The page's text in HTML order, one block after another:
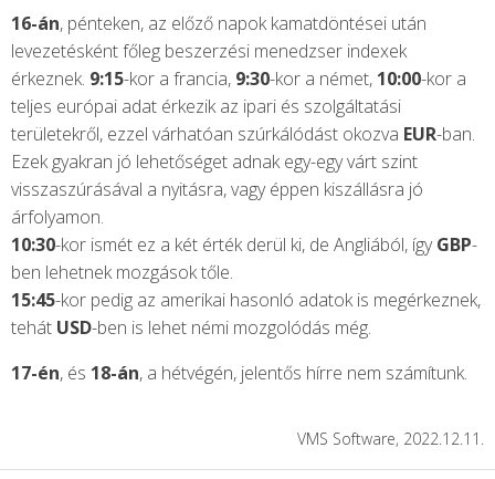
16-án, pénteken, az előző napok kamatdöntései után
levezetésként főleg beszerzési menedzser indexek
érkeznek. 9:15-kor a francia, 9:30-kor a német, 10:00-kor a
teljes európai adat érkezik az ipari és szolgáltatási
területekről, ezzel várhatóan szúrkálódást okozva EUR-ban.
Ezek gyakran jó lehetőséget adnak egy-egy várt szint
visszaszúrásával a nyitásra, vagy éppen kiszállásra jó
árfolyamon.
10:30-kor ismét ez a két érték derül ki, de Angliából, ígyGBP-
ben lehetnek mozgások tőle.
15:45-kor pedig az amerikai hasonló adatok is megérkeznek,
tehát USD-ben is lehet némi mozgolódás még.
17-én, és 18-án, a hétvégén, jelentős hírre nem számítunk.
VMS Software, 2022.12.11.